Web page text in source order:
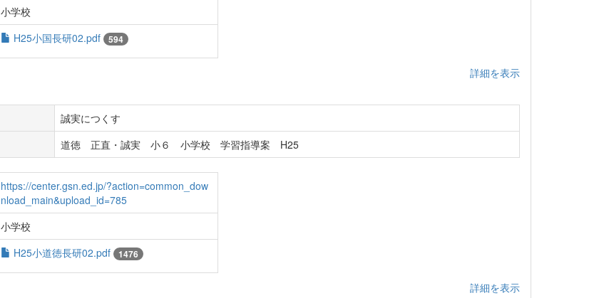
小学校
H25小国長研02.pdf 594
詳細を表示
誠実につくす
道徳 正直・誠実 小６ 小学校 学習指導案 H25
https://center.gsn.ed.jp/?action=common_dow
nload_main&upload_id=785
小学校
H25小道徳長研02.pdf 1476
詳細を表示